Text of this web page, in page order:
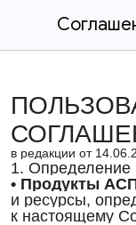
в редакции от
1. Определение
• Продукты
и ресурсы,
к настоящему